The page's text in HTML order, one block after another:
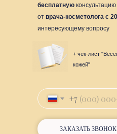
+7
ЗАКАЗАТЬ ЗВОНОК
бесплатную консультацию
от врача-косметолога с
интересующему вопросу
+ чек-лист
кожей"